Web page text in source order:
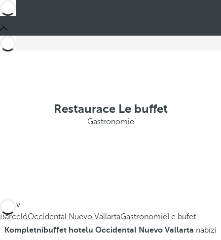
Restaurace Le buffet
Gastronomie
Jste v
BarcelóOccidental Nuevo VallartaGastronomieLe bufet
Kompletníbuffet hotelu Occidental Nuevo Vallarta nabízí